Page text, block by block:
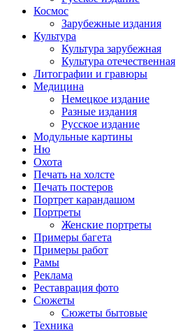
Космос
Зарубежные издания
Культура
Культура зарубежная
Культура отечественная
Литографии и гравюры
Медицина
Немецкое издание
Разные издания
Русское издание
Модульные картины
Ню
Охота
Печать на холсте
Печать постеров
Портрет карандашом
Портреты
Женские портреты
Примеры багета
Примеры работ
Рамы
Реклама
Реставрация фото
Сюжеты
Сюжеты бытовые
Техника